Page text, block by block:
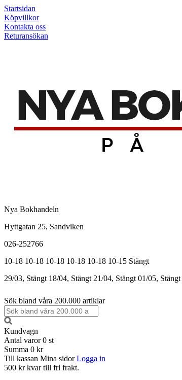
Startsidan
Köpvillkor
Kontakta oss
Returansökan
Nya Bokhandeln
Hyttgatan 25, Sandviken
026-252766
10-18 10-18 10-18 10-18 10-18 10-15 Stängt
29/03, Stängt 18/04, Stängt 21/04, Stängt 01/05, Stängt
Sök bland våra 200.000 artiklar
Kundvagn
Antal varor 0 st
Summa 0 kr
Till kassan Mina sidor Logga in
500 kr kvar till fri frakt.